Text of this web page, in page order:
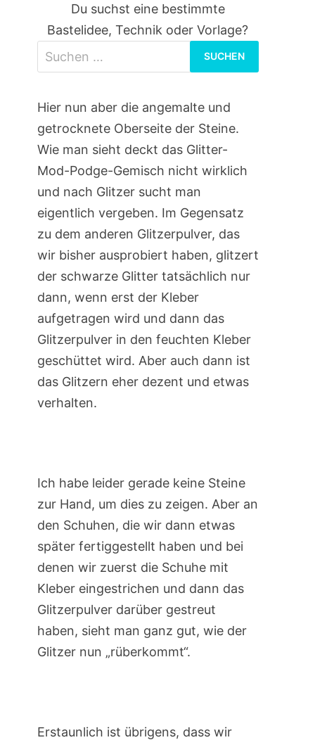
Du suchst eine bestimmte
Bastelidee, Technik oder Vorlage?
nach:
Hier nun aber die angemalte und
getrocknete Oberseite der Steine.
Wie man sieht deckt das Glitter-
Mod-Podge-Gemisch nicht wirklich
und nach Glitzer sucht man
eigentlich vergeben. Im Gegensatz
zu dem anderen Glitzerpulver, das
wir bisher ausprobiert haben, glitzert
der schwarze Glitter tatsächlich nur
dann, wenn erst der Kleber
aufgetragen wird und dann das
Glitzerpulver in den feuchten Kleber
geschüttet wird. Aber auch dann ist
das Glitzern eher dezent und etwas
verhalten.
Ich habe leider gerade keine Steine
zur Hand, um dies zu zeigen. Aber an
den Schuhen, die wir dann etwas
später fertiggestellt haben und bei
denen wir zuerst die Schuhe mit
Kleber eingestrichen und dann das
Glitzerpulver darüber gestreut
haben, sieht man ganz gut, wie der
Glitzer nun „rüberkommt“.
Erstaunlich ist übrigens, dass wir